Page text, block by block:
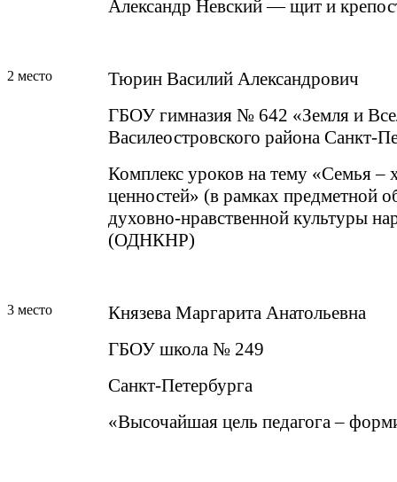
Александр Невский — щит и
2 место
Тюрин Василий Александрович
ГБОУ гимназия № 642 «Земля и
Василеостровского района Санкт-
Комплекс уроков на тему «Семья –
ценностей» (в рамках предметной
духовно-нравственной культуры
(ОДНКНР)
3 место
Князева Маргарита Анатольевна
ГБОУ школа № 249
Санкт-Петербурга
«Высочайшая цель педагога –